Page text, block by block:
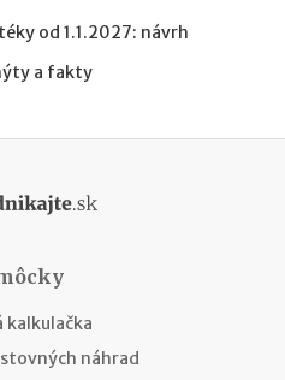
od 1.1.2027: návrh
a fakty
kalkulačka
náhrad